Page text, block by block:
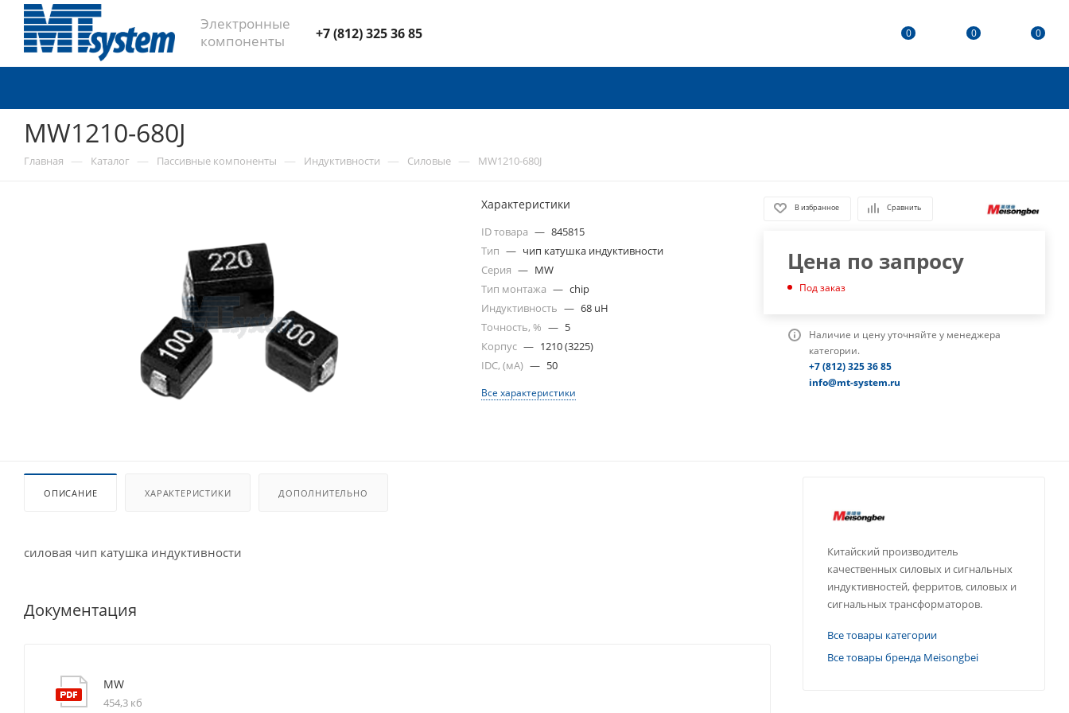
Электронные
компоненты
+7 (812) 325 36 85 0 0 0
MW1210-680J
Главная — Каталог — Пассивные компоненты — Индуктивности — Силовые — MW1210-680J
Характеристики
ID товара — 845815
Тип — чип катушка индуктивности
Серия — MW
Тип монтажа — chip
Индуктивность — 68 uH
Точность, % — 5
Корпус — 1210 (3225)
IDC, (мА) — 50
Все характеристики
В избранное Сравнить
Цена по запросу
Под заказ
Наличие и цену уточняйте у менеджера
категории.
+7 (812) 325 36 85
info@mt-system.ru
ОПИСАНИЕ ХАРАКТЕРИСТИКИ ДОПОЛНИТЕЛЬНО
силовая чип катушка индуктивности
Документация
MW
454,3 кб
Китайский производитель
качественных силовых и сигнальных
индуктивностей, ферритов, силовых и
сигнальных трансформаторов.
Все товары категории
Все товары бренда Meisongbei